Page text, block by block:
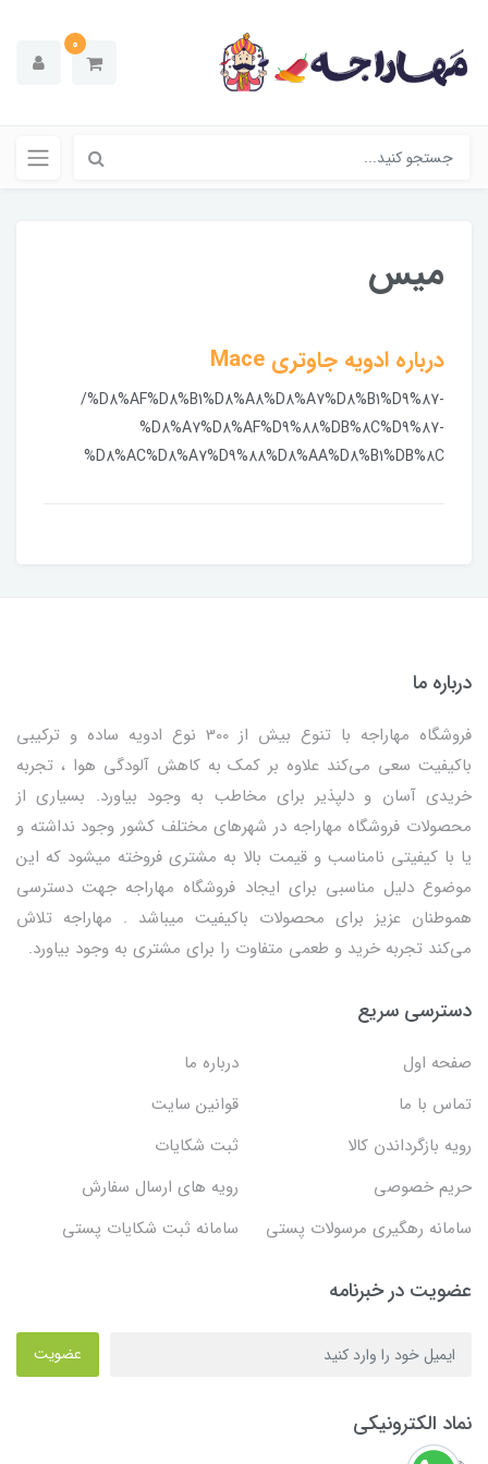
0
میس
درباره ادویه جاوتری Mace
/%D8%AF%D8%B1%D8%A8%D8%A7%D8%B1%D9%87-
%D8%A7%D8%AF%D9%88%DB%8C%D9%87-
%D8%AC%D8%A7%D9%88%D8%AA%D8%B1%DB%8C
درباره ما
فروشگاه مهاراجه با تنوع بیش از 300 نوع ادویه ساده و ترکیبی
باکیفیت سعی می‌کند علاوه بر کمک به کاهش آلودگی هوا ، تجربه
خریدی آسان و دلپذیر برای مخاطب به وجود بیاورد. بسیاری از
محصولات فروشگاه مهاراجه در شهرهای مختلف کشور وجود نداشته و
یا با کیفیتی نامناسب و قیمت بالا به مشتری فروخته میشود که این
موضوع دلیل مناسبی برای ایجاد فروشگاه مهاراجه جهت دسترسی
هموطنان عزیز برای محصولات باکیفیت میباشد . مهاراجه تلاش
می‌کند تجربه خرید و طعمی متفاوت را برای مشتری به وجود بیاورد.
دسترسی سریع
صفحه اول
درباره ما
تماس با ما
قوانین سایت
رویه بازگرداندن کالا
ثبت شکایات
حریم خصوصی
رویه های ارسال سفارش
سامانه رهگیری مرسولات پستی
سامانه ثبت شکایات پستی
عضویت در خبرنامه
عضویت
نماد الکترونیکی